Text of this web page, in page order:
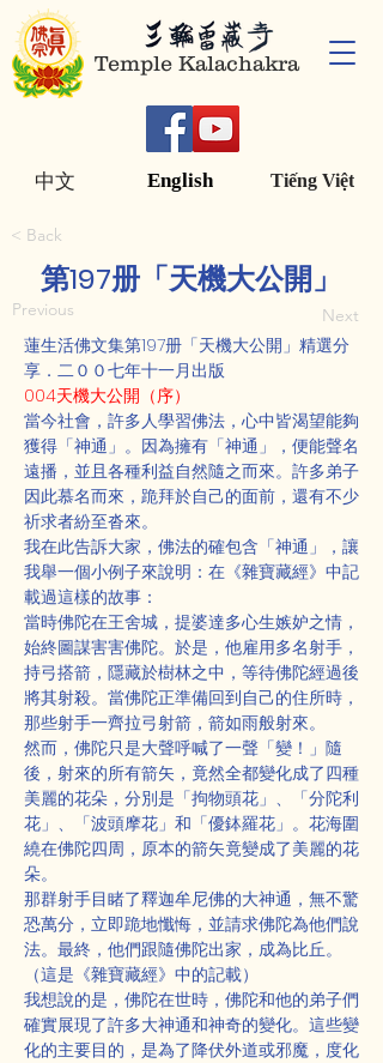
Temple Kalachakra
English Tiếng Việt
中文
< Back
第197册「天機大公開」
Previous Next
蓮生活佛文集第197册「天機大公開」精選分
享．二００七年十一月出版
004天機大公開（序）
當今社會，許多人學習佛法，心中皆渴望能夠
獲得「神通」。因為擁有「神通」，便能聲名
遠播，並且各種利益自然隨之而來。許多弟子
因此慕名而來，跪拜於自己的面前，還有不少
祈求者紛至沓來。
我在此告訴大家，佛法的確包含「神通」，讓
我舉一個小例子來說明：在《雜寶藏經》中記
載過這樣的故事：
當時佛陀在王舍城，提婆達多心生嫉妒之情，
始終圖謀害害佛陀。於是，他雇用多名射手，
持弓搭箭，隱藏於樹林之中，等待佛陀經過後
將其射殺。當佛陀正準備回到自己的住所時，
那些射手一齊拉弓射箭，箭如雨般射來。
然而，佛陀只是大聲呼喊了一聲「變！」隨
後，射來的所有箭矢，竟然全都變化成了四種
美麗的花朵，分別是「拘物頭花」、「分陀利
花」、「波頭摩花」和「優鉢羅花」。花海圍
繞在佛陀四周，原本的箭矢竟變成了美麗的花
朵。
那群射手目睹了釋迦牟尼佛的大神通，無不驚
恐萬分，立即跪地懺悔，並請求佛陀為他們說
法。最終，他們跟隨佛陀出家，成為比丘。
（這是《雜寶藏經》中的記載）
我想說的是，佛陀在世時，佛陀和他的弟子們
確實展現了許多大神通和神奇的變化。這些變
化的主要目的，是為了降伏外道或邪魔，度化